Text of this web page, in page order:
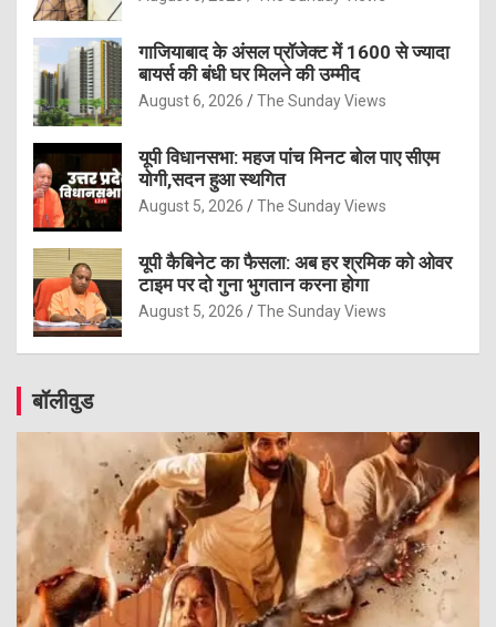
गाजियाबाद के अंसल प्रॉजेक्ट में 1600 से ज्यादा
बायर्स की बंधी घर मिलने की उम्मीद
August 6, 2026 The Sunday Views
यूपी विधानसभा: महज पांच मिनट बोल पाए सीएम
योगी,सदन हुआ स्थगित
August 5, 2026 The Sunday Views
यूपी कैबिनेट का फैसला: अब हर श्रमिक को ओवर
टाइम पर दो गुना भुगतान करना होगा
August 5, 2026 The Sunday Views
बॉलीवुड